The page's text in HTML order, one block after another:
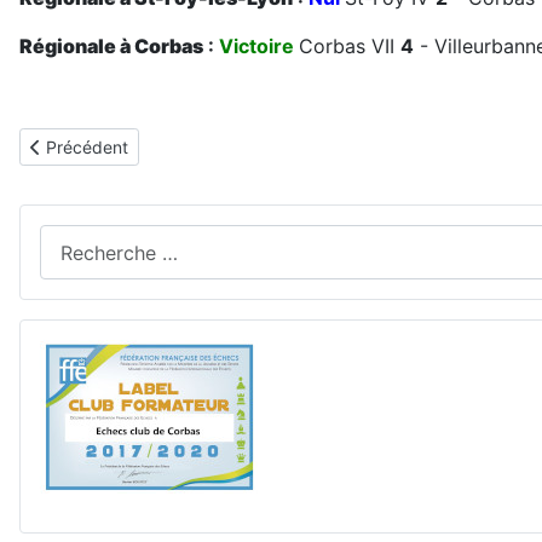
Régionale à Corbas : Victoire Corbas VII 4 -
Article précédent : 2/12 : 3ème Week-end d'interclubs adultes -
Précédent